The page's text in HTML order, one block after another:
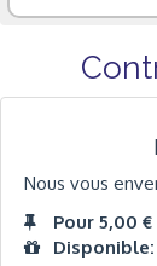
Nous vous
Pour 5,00